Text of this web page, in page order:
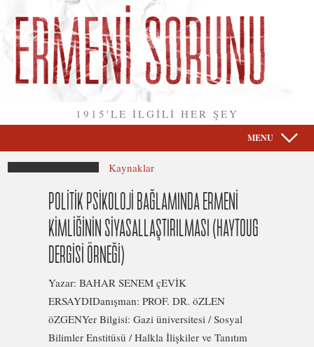
1915'LE İLGİLİ HER ŞEY
MENU
Kaynaklar
POLİTİK PSİKOLOJİ BAĞLAMINDA ERMENİ
KİMLİĞİNİN SİYASALLAŞTIRILMASI (HAYTOUG
DERGİSİ ÖRNEĞİ)
Yazar: BAHAR SENEM çEVİK
ERSAYDIDanışman: PROF. DR. öZLEN
öZGENYer Bilgisi: Gazi üniversitesi / Sosyal
Bilimler Enstitüsü / Halkla İlişkiler ve Tanıtım